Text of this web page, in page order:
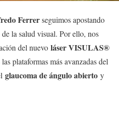
Ferrerseguimos apostando
la salud visual. Por ello, nos
del nuevo láser VISULAS®
plataformas más avanzadas del
glaucoma de ángulo abierto y